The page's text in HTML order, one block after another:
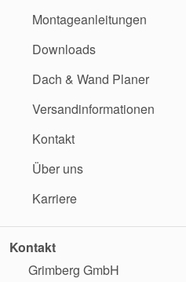
Montageanleitungen
Downloads
Dach & Wand Planer
Versandinformationen
Kontakt
Über uns
Karriere
Kontakt
Grimberg GmbH